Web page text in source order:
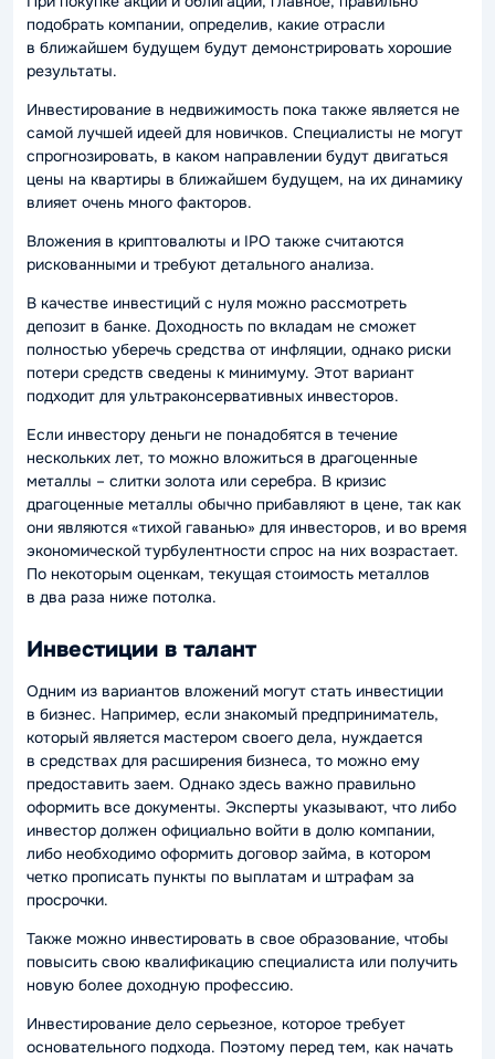
подобрать компании, определив, какие отрасли
в ближайшем будущем будут демонстрировать хорошие
результаты.
Инвестирование в недвижимость пока также является не
самой лучшей идеей для новичков. Специалисты не могут
спрогнозировать, в каком направлении будут двигаться
цены на квартиры в ближайшем будущем, на их динамику
влияет очень много факторов.
Вложения в криптовалюты и IPO также считаются
рискованными и требуют детального анализа.
В качестве инвестиций с нуля можно рассмотреть
депозит в банке. Доходность по вкладам не сможет
полностью уберечь средства от инфляции, однако риски
потери средств сведены к минимуму. Этот вариант
подходит для ультраконсервативных инвесторов.
Если инвестору деньги не понадобятся в течение
нескольких лет, то можно вложиться в драгоценные
металлы – слитки золота или серебра. В кризис
драгоценные металлы обычно прибавляют в цене, так как
они являются «тихой гаванью» для инвесторов, и во время
экономической турбулентности спрос на них возрастает.
По некоторым оценкам, текущая стоимость металлов
в два раза ниже потолка.
Инвестиции в талант
Одним из вариантов вложений могут стать инвестиции
в бизнес. Например, если знакомый предприниматель,
который является мастером своего дела, нуждается
в средствах для расширения бизнеса, то можно ему
предоставить заем. Однако здесь важно правильно
оформить все документы. Эксперты указывают, что либо
инвестор должен официально войти в долю компании,
либо необходимо оформить договор займа, в котором
четко прописать пункты по выплатам и штрафам за
просрочки.
Также можно инвестировать в свое образование, чтобы
повысить свою квалификацию специалиста или получить
новую более доходную профессию.
Инвестирование дело серьезное, которое требует
основательного подхода. Поэтому перед тем, как начать